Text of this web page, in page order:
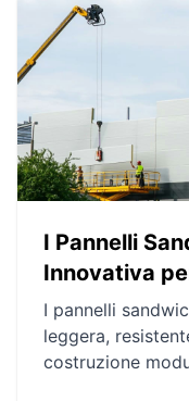
metalli sono
uniche e
I Pannelli
Innovativa
Modulare
I pannelli
leggera,
costruzione